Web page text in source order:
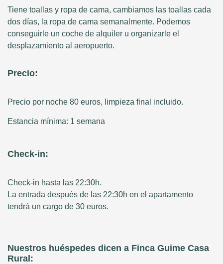
Tiene toallas y ropa de cama, cambiamos las toallas cada
dos días, la ropa de cama semanalmente. Podemos
conseguirle un coche de alquiler u organizarle el
desplazamiento al aeropuerto.
Precio:
Precio por noche 80 euros, limpieza final incluido.
Estancia mínima: 1 semana
Check-in:
Check-in hasta las 22:30h.
La entrada después de las 22:30h en el apartamento
tendrá un cargo de 30 euros.
Nuestros huéspedes dicen a Finca Guime Casa
Rural: